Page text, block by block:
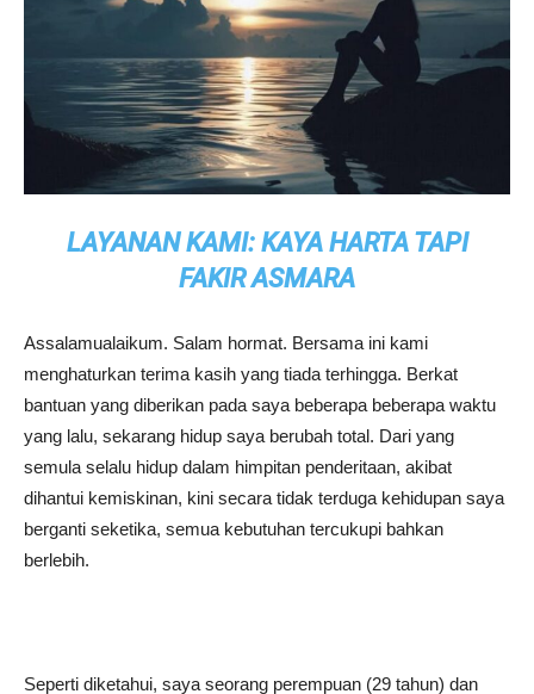
LAYANAN KAMI: KAYA HARTA TAPI
FAKIR ASMARA
Assalamualaikum. Salam hormat. Bersama ini kami
menghaturkan terima kasih yang tiada terhingga. Berkat
bantuan yang diberikan pada saya beberapa beberapa waktu
yang lalu, sekarang hidup saya berubah total. Dari yang
semula selalu hidup dalam himpitan penderitaan, akibat
dihantui kemiskinan, kini secara tidak terduga kehidupan saya
berganti seketika, semua kebutuhan tercukupi bahkan
berlebih.
Seperti diketahui, saya seorang perempuan (29 tahun) dan